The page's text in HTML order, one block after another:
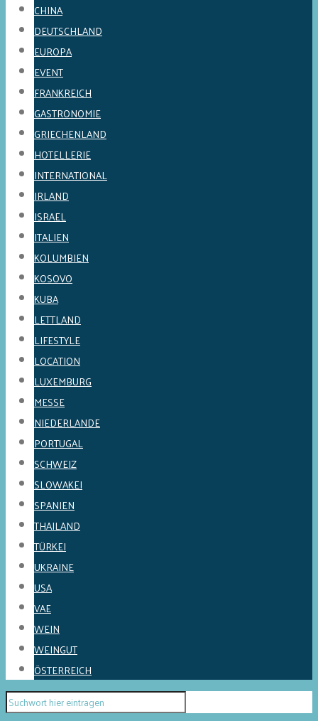
CHINA
DEUTSCHLAND
EUROPA
EVENT
FRANKREICH
GASTRONOMIE
GRIECHENLAND
HOTELLERIE
INTERNATIONAL
IRLAND
ISRAEL
ITALIEN
KOLUMBIEN
KOSOVO
KUBA
LETTLAND
LIFESTYLE
LOCATION
LUXEMBURG
MESSE
NIEDERLANDE
PORTUGAL
SCHWEIZ
SLOWAKEI
SPANIEN
THAILAND
TÜRKEI
UKRAINE
USA
VAE
WEIN
WEINGUT
ÖSTERREICH